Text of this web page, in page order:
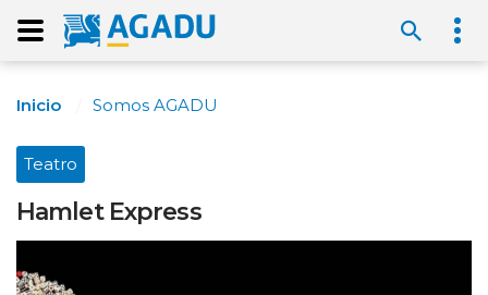
Inicio Somos AGADU
Teatro
Hamlet Express